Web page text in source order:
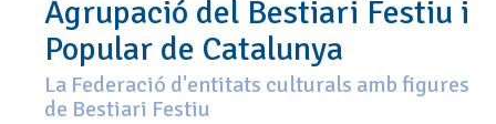
Agrupació del Bestiari Festiu i
Popular de Catalunya
La Federació d'entitats culturals amb figures
de Bestiari Festiu